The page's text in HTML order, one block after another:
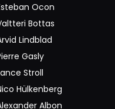
Ocon
Bottas
Lindblad
Gasly
Stroll
Hülkenberg
Albon